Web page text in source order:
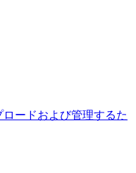
ロードおよび管理するた